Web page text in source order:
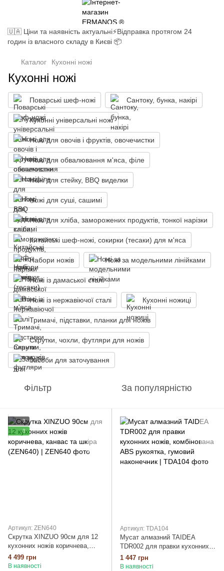
🇺🇦 Ціни та наявність актуальні⚡Відправка протягом 24
годин із власного складу в Києві 📦
Каталог Кухонні ножі
Кухонні ножі
Поварські шеф-ножі Сантоку, бунка, накірі
Кухонні універсальні ножі
Ножі для овочів і фруктів, овочечистки
Ножі для обвалювання м'яса, філе
Ножі для стейку, BBQ виделки
Ножі для суші, сашимі
Ножі для хліба, заморожених продуктів, тонкої нарізки
Китайські шеф-ножі, сокирки (тесаки) для м'яса
Набори ножів Ножі за модельними лінійками
Ножі із дамаської сталі
Ножі із нержавіючої сталі Кухонні ножиці
Тримачі, підставки, планки для ножів
Скрутки, чохли, футляри для ножів
Засоби для заточування
Фільтр За популярністю
3
3
Артикул: ZEN640
Скрутка XINZUO 90см для 12
кухонних ножів коричнева,
канвас та шкіра (ZEN640)
4 499 грн
В наявності
Артикул: TDA104
Мусат алмазний TAIDEA
TDR002 для правки кухонних
ножів, комбінована ABS
рукоятка, гумовий наконечник
1 447 грн
В наявності